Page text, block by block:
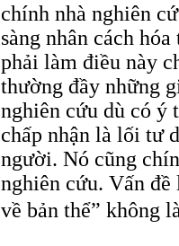
chính nhà nghiên
sàng nhân cách
phải làm điều này
thường đầy những
nghiên cứu dù có ý
chấp nhận là lối tư
người. Nó cũng
nghiên cứu. Vấn đề
về bản thể” không